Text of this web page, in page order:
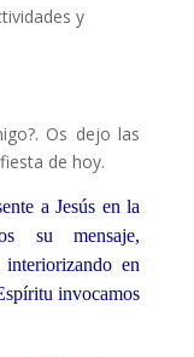
y
Os dejo las
de hoy.
a Jesús en la
su mensaje,
en
invocamos